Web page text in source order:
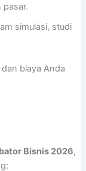
simulasi, studi
biaya Anda
Bisnis 2026,